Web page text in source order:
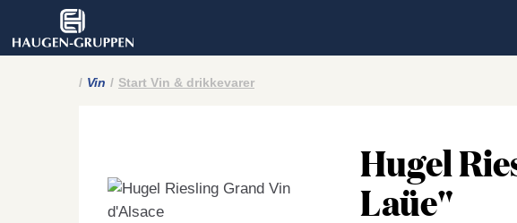
Vin Start Vin & drikkevarer
Hugel
Laüe"